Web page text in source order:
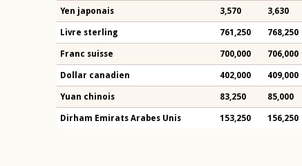
Yen japonais 3,570 3,630
Livre sterling 761,250 768,250
Franc suisse 700,000 706,000
Dollar canadien 402,000 409,000
Yuan chinois 83,250 85,000
Dirham Emirats Arabes Unis 153,250 156,250